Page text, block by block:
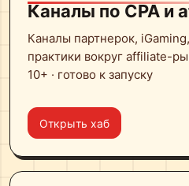
Каналы по CPA и
Каналы партнерок,
практики вокруг affiliate-
10+ · готово к запуску
Открыть хаб